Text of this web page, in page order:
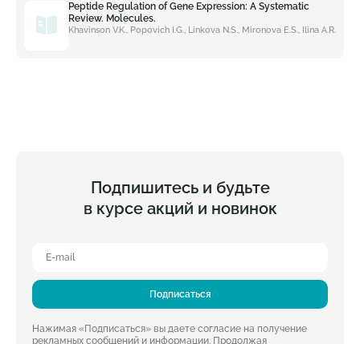
Peptide Regulation of Gene Expression: A Systematic
Review. Molecules.
Khavinson V.K., Popovich I.G., Linkova N.S., Mironova E.S., Ilina A.R.
Подпишитесь и будьте
в курсе акций и новинок
Подписаться
Нажимая «Подписаться» вы даете согласие на получение
рекламных сообщений и информации. Продолжая